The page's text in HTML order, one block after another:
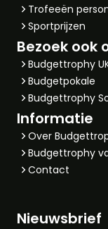
Trofeeën
Sportprijzen
Bezoek ook
Budgettrophy
Budgetpokale
Budgettrophy
Informatie
Over
Budgettrophy
Contact
Nieuwsbrief